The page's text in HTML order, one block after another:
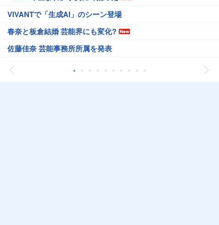
VIVANTで「生成AI」のシーン登場
春奈と板倉結婚 芸能界にも変化?
佐藤佳奈 芸能事務所所属を発表